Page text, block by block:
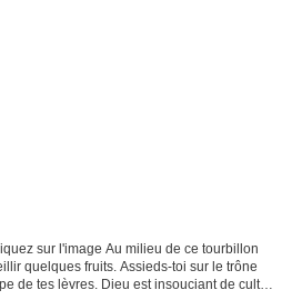
sur l'image Au milieu de ce tourbillon
quelques fruits. Assieds-toi sur le trône
de tes lèvres. Dieu est insouciant de culte